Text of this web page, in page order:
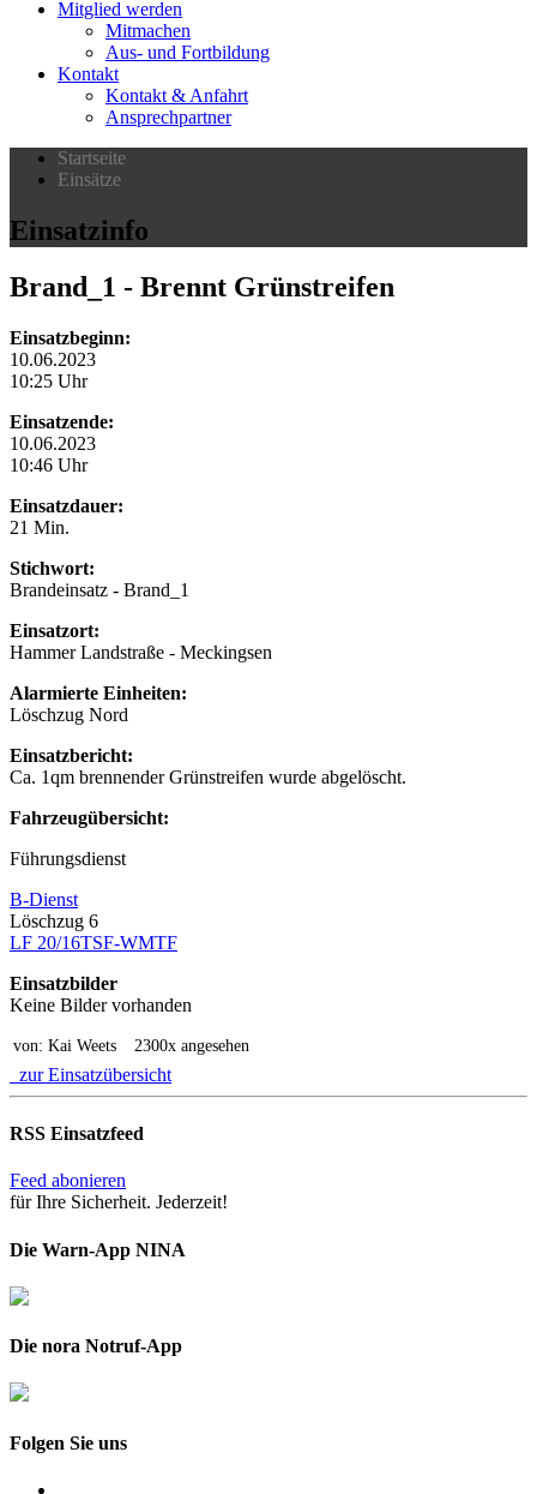
Mitglied werden
Mitmachen
Aus- und Fortbildung
Kontakt
Kontakt & Anfahrt
Ansprechpartner
Startseite
Einsätze
Einsatzinfo
Brand_1 - Brennt Grünstreifen
Einsatzbeginn:
10.06.2023
10:25 Uhr
Einsatzende:
10.06.2023
10:46 Uhr
Einsatzdauer:
21 Min.
Stichwort:
Brandeinsatz - Brand_1
Einsatzort:
Hammer Landstraße - Meckingsen
Alarmierte Einheiten:
Löschzug Nord
Einsatzbericht:
Ca. 1qm brennender Grünstreifen wurde abgelöscht.
Fahrzeugübersicht:
Führungsdienst
B-Dienst
Löschzug 6
LF 20/16TSF-WMTF
Einsatzbilder
Keine Bilder vorhanden
von: Kai Weets 2300x angesehen
zur Einsatzübersicht
RSS Einsatzfeed
Feed abonieren
für Ihre Sicherheit. Jederzeit!
Die Warn-App NINA
Die nora Notruf-App
Folgen Sie uns